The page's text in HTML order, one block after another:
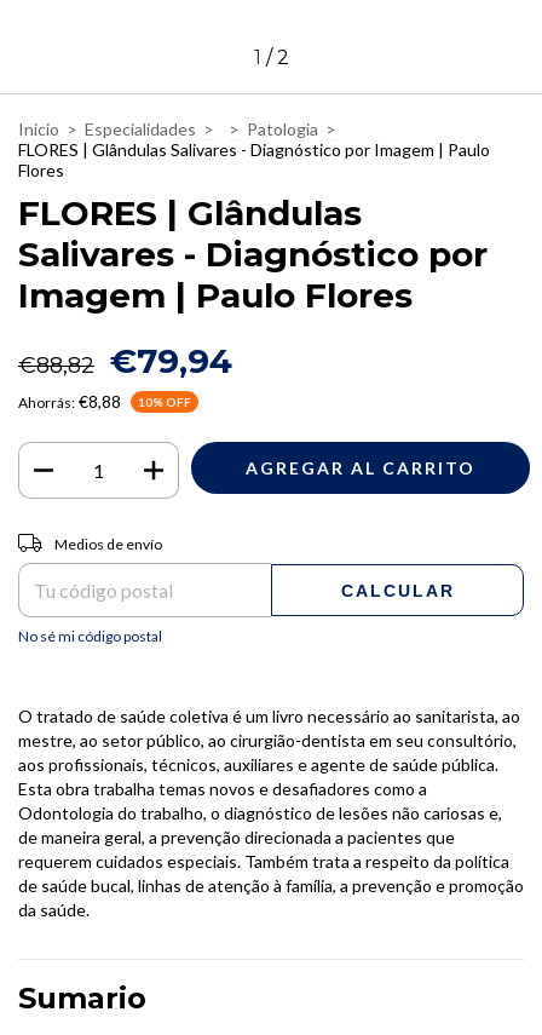
1 /2
Inicio > Especialidades > > Patologia >
FLORES | Glândulas Salivares - Diagnóstico por Imagem | Paulo
Flores
FLORES | Glândulas
Salivares - Diagnóstico por
Imagem | Paulo Flores
€88,82 €79,94
Ahorrás: €8,88 10% OFF
Entregas para el CP:
Medios de envío
CALCULAR
No sé mi código postal
O tratado de saúde coletiva é um livro necessário ao sanitarista, ao
mestre, ao setor público, ao cirurgião-dentista em seu consultório,
aos profissionais, técnicos, auxiliares e agente de saúde pública.
Esta obra trabalha temas novos e desafiadores como a
Odontologia do trabalho, o diagnóstico de lesões não cariosas e,
de maneira geral, a prevenção direcionada a pacientes que
requerem cuidados especiais. Também trata a respeito da política
de saúde bucal, linhas de atenção à família, a prevenção e promoção
da saúde.
Sumario